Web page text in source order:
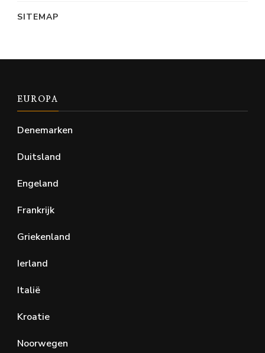
SITEMAP
EUROPA
Denemarken
Duitsland
Engeland
Frankrijk
Griekenland
Ierland
Italië
Kroatie
Noorwegen